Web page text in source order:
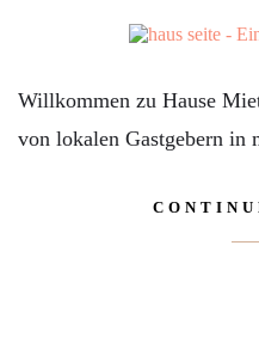
Willkommen zu Hause
von lokalen Gastgebern in